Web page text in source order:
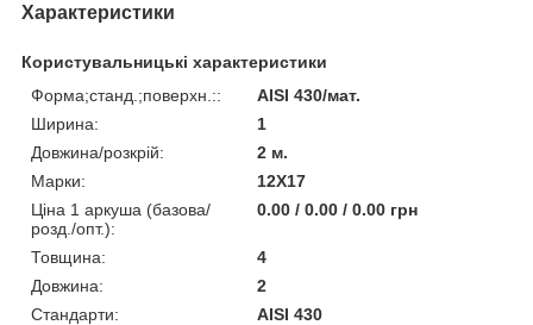
Характеристики
Користувальницькі характеристики
Форма;станд.;поверхн.::
AISI 430/мат.
Ширина:
1
Довжина/розкрій:
2 м.
Марки:
12Х17
Ціна 1 аркуша (базова/
розд./опт.):
0.00 / 0.00 / 0.00 грн
Товщина:
4
Довжина:
2
Стандарти:
AISI 430